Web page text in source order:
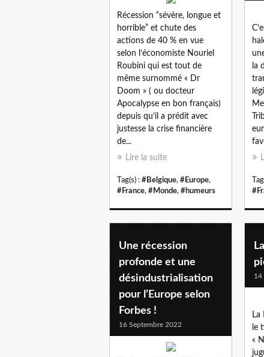
Récession “sévère, longue et
horrible” et chute des
actions de 40 % en vue
selon l’économiste Nouriel
Roubini qui est tout de
même surnommé « Dr
Doom » ( ou docteur
Apocalypse en bon français)
depuis qu’il a prédit avec
justesse la crise financière
de...
Lire la suite
Tag(s) : #Belgique, #Europe,
#France, #Monde, #humeurs
la
Une récession
profonde et une
désindustrialisation
pour l’Europe selon
Forbes !
16 Septembre 2022
14
La
le
«